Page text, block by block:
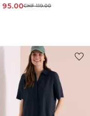
95.00CHF119.00